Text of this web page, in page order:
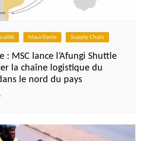
Mauritanie Supply Chain
: MSC lance l’Afungi Shuttle
la chaîne logistique du
le nord du pays